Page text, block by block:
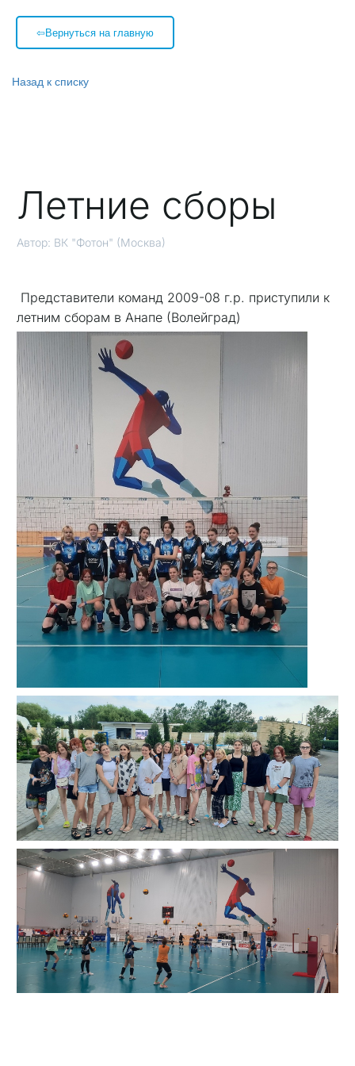
⇦Вернуться на главную
Назад к списку
Летние сборы
Автор: ВК "Фотон" (Москва)
Представители команд 2009-08 г.р. приступили к
летним сборам в Анапе (Волейград)